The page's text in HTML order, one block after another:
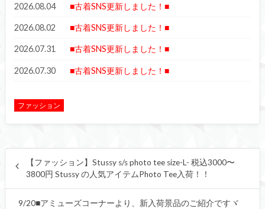
2026.08.04 ■古着SNS更新しました！■
2026.08.02 ■古着SNS更新しました！■
2026.07.31 ■古着SNS更新しました！■
2026.07.30 ■古着SNS更新しました！■
ファッション
【ファッション】Stussy s/s photo tee size-L- 税込3000〜
3800円 Stussy の人気アイテムPhoto Tee入荷！！
9/20■アミューズコーナーより、新入荷景品のご紹介ですヾ